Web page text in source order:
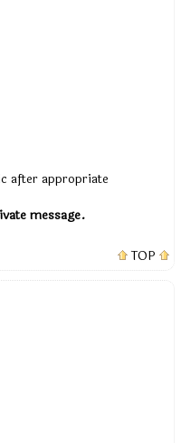
after appropriate
message.
TOP